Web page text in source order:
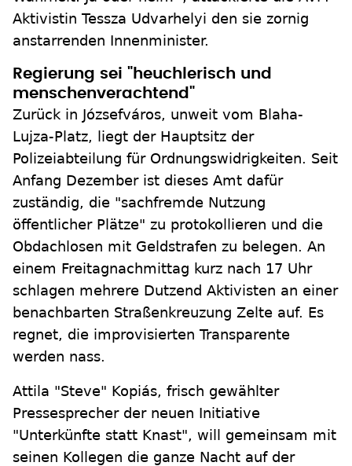
Aktivistin Tessza Udvarhelyi den sie zornig
anstarrenden Innenminister.
Regierung sei "heuchlerisch und
menschenverachtend"
Zurück in Józsefváros, unweit vom Blaha-
Lujza-Platz, liegt der Hauptsitz der
Polizeiabteilung für Ordnungswidrigkeiten. Seit
Anfang Dezember ist dieses Amt dafür
zuständig, die "sachfremde Nutzung
öffentlicher Plätze" zu protokollieren und die
Obdachlosen mit Geldstrafen zu belegen. An
einem Freitagnachmittag kurz nach 17 Uhr
schlagen mehrere Dutzend Aktivisten an einer
benachbarten Straßenkreuzung Zelte auf. Es
regnet, die improvisierten Transparente
werden nass.
Attila "Steve" Kopiás, frisch gewählter
Pressesprecher der neuen Initiative
"Unterkünfte statt Knast", will gemeinsam mit
seinen Kollegen die ganze Nacht auf der